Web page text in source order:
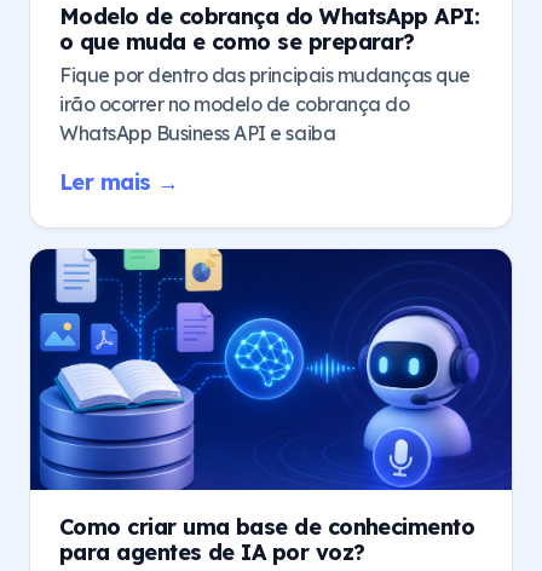
Modelo de cobrança do WhatsApp API:
o que muda e como se preparar?
Fique por dentro das principais mudanças que
irão ocorrer no modelo de cobrança do
WhatsApp Business API e saiba
Ler mais →
Como criar uma base de conhecimento
para agentes de IA por voz?